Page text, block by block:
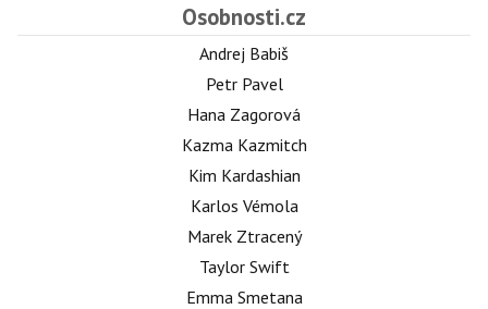
Osobnosti.cz
Andrej Babiš
Petr Pavel
Hana Zagorová
Kazma Kazmitch
Kim Kardashian
Karlos Vémola
Marek Ztracený
Taylor Swift
Emma Smetana